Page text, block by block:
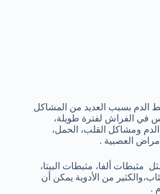
بسبب العديد من المشاكل
في الفراش لفترة طويلة،
ومشاكل القلب، الحمل،
العصبية .
مثبطات ألفا، مثبطات البيتا،
من الأدوية يمكن أن
.